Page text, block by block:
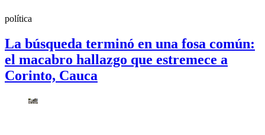
política
La búsqueda terminó en una fosa común:
el macabro hallazgo que estremece a
Corinto, Cauca